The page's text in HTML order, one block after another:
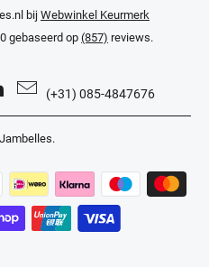
bij Webwinkel Keurmerk
gebaseerd op (857) reviews.
(+31) 085-4847676
Jambelles.